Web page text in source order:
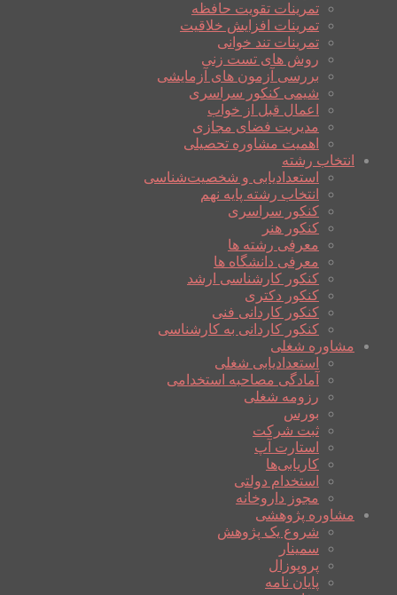
تمرینات تقویت حافظه
تمرینات افزایش خلاقیت
تمرینات تند خوانی
روش های تست زنی
بررسی آزمون های آزمایشی
شیمی کنکور سراسری
اعمال قبل از خواب
مدیریت فضای مجازی
اهمیت مشاوره تحصیلی
انتخاب رشته
استعدادیابی و شخصیت‌شناسی
انتخاب رشته پایه نهم
کنکور سراسری
کنکور هنر
معرفی رشته ها
معرفی دانشگاه ها
کنکور کارشناسی ارشد
کنکور دکتری
کنکور کاردانی فنی
کنکور کاردانی به کارشناسی
مشاوره شغلی
استعدادیابی شغلی
آمادگی مصاحبه استخدامی
رزومه شغلی
بورس
ثبت شرکت
استارت آپ
کاریابی‌ها
استخدام دولتی
مجوز داروخانه
مشاوره پژوهشی
شروع یک پژوهش
سمینار
پروپوزال
پایان نامه